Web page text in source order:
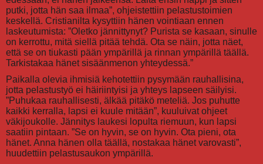
putki, jotta hän saa ilmaa”, ohjeistettiin pelastustoimien
keskellä. Cristianilta kysyttiin hänen vointiaan ennen
laskeutumista: ”Oletko jännittynyt? Purista se kasaan, sinulle
on kerrottu, mitä siellä pitää tehdä. Ota se näin, jotta näet,
että se on tiukasti pään ympärillä ja rinnan ympärillä täällä.
Tarkistakaa hänet sisäänmenon yhteydessä.”
Paikalla olevia ihmisiä kehotettiin pysymään rauhallisina,
jotta pelastustyö ei häiriintyisi ja yhteys lapseen säilyisi.
”Puhukaa rauhallisesti, älkää pitäkö meteliä. Jos puhutte
kaikki kerralla, lapsi ei kuule mitään”, kuuluivat ohjeet
väkijoukolle. Jännitys laukesi lopulta riemuun, kun lapsi
saatiin pintaan. ”Se on hyvin, se on hyvin. Ota pieni, ota
hänet. Anna hänen olla täällä, nostakaa hänet varovasti”,
huudettiin pelastusaukon ympärillä.